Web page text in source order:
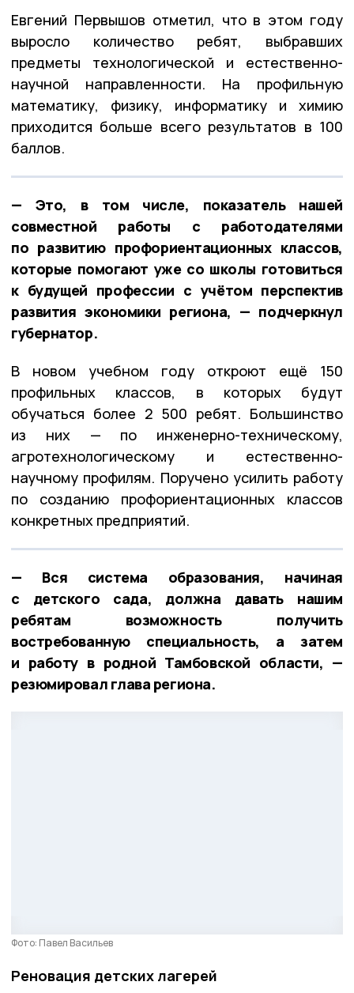
Евгений Первышов отметил, что в этом году
выросло количество ребят, выбравших
предметы технологической и естественно-
научной направленности. На профильную
математику, физику, информатику и химию
приходится больше всего результатов в 100
баллов.
— Это, в том числе, показатель нашей
совместной работы с работодателями
по развитию профориентационных классов,
которые помогают уже со школы готовиться
к будущей профессии с учётом перспектив
развития экономики региона, — подчеркнул
губернатор.
В новом учебном году откроют ещё 150
профильных классов, в которых будут
обучаться более 2 500 ребят. Большинство
из них — по инженерно-техническому,
агротехнологическому и естественно-
научному профилям. Поручено усилить работу
по созданию профориентационных классов
конкретных предприятий.
— Вся система образования, начиная
с детского сада, должна давать нашим
ребятам возможность получить
востребованную специальность, а затем
и работу в родной Тамбовской области, —
резюмировал глава региона.
Фото: Павел Васильев
Реновация детских лагерей